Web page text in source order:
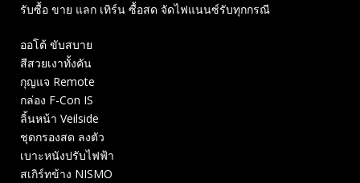
รับซื้อ ขาย แลก เทิร์น ซื้อสด จัดไฟแนนซ์รับทุกกรณี
ออโต้ ขับสบาย
สีสวยเงาทั้งคัน
กุญแจ Remote
กล่อง F-Con IS
ลิ้นหน้า Veilside
ชุดกรองสด ลงตัว
เบาะหนังปรับไฟฟ้า
สเกิร์ทข้าง NISMO